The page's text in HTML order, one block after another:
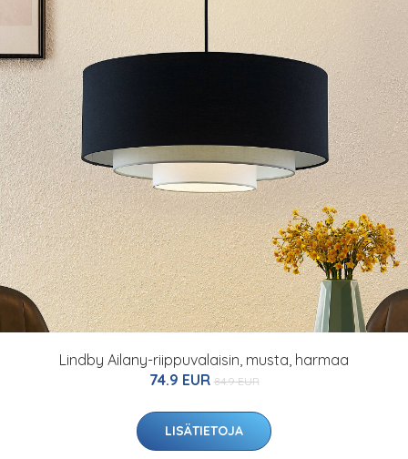
Lindby Ailany-riippuvalaisin, musta, harmaa
74.9 EUR 84.9 EUR
LISÄTIETOJA